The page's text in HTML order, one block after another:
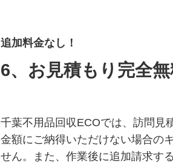
追加料金なし！
6、お見積もり完全
千葉不用品回収ECOでは、訪問見
金額にご納得いただけない場合の
せん。また、作業後に追加請求す